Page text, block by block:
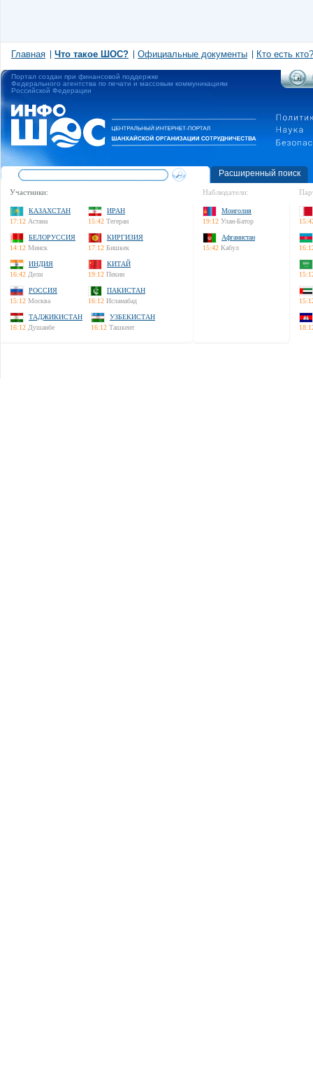
Главная Что такое ШОС? Официальные документы Кто есть кто?
Портал создан при финансовой поддержке
Федерального агентства по печати и массовым коммуникациям
Российской Федерации
Расширенный поиск
Участники:
КАЗАХСТАН
17:12 Астана
ИРАН
15:42 Тегеран
БЕЛОРУССИЯ
14:12 Минск
КИРГИЗИЯ
17:12 Бишкек
ИНДИЯ
16:42 Дели
КИТАЙ
19:12 Пекин
РОССИЯ
15:12 Москва
ПАКИСТАН
16:12 Исламабад
ТАДЖИКИСТАН
16:12 Душанбе
УЗБЕКИСТАН
16:12 Ташкент
Наблюдатели:
Монголия
19:12 Улан-Батор
Афганистан
15:42 Кабул